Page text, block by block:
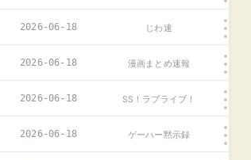
2026-06-18 じわ速
2026-06-18 漫画まとめ速報
2026-06-18 SS！ラブライブ！
2026-06-18 ゲーハー黙示録